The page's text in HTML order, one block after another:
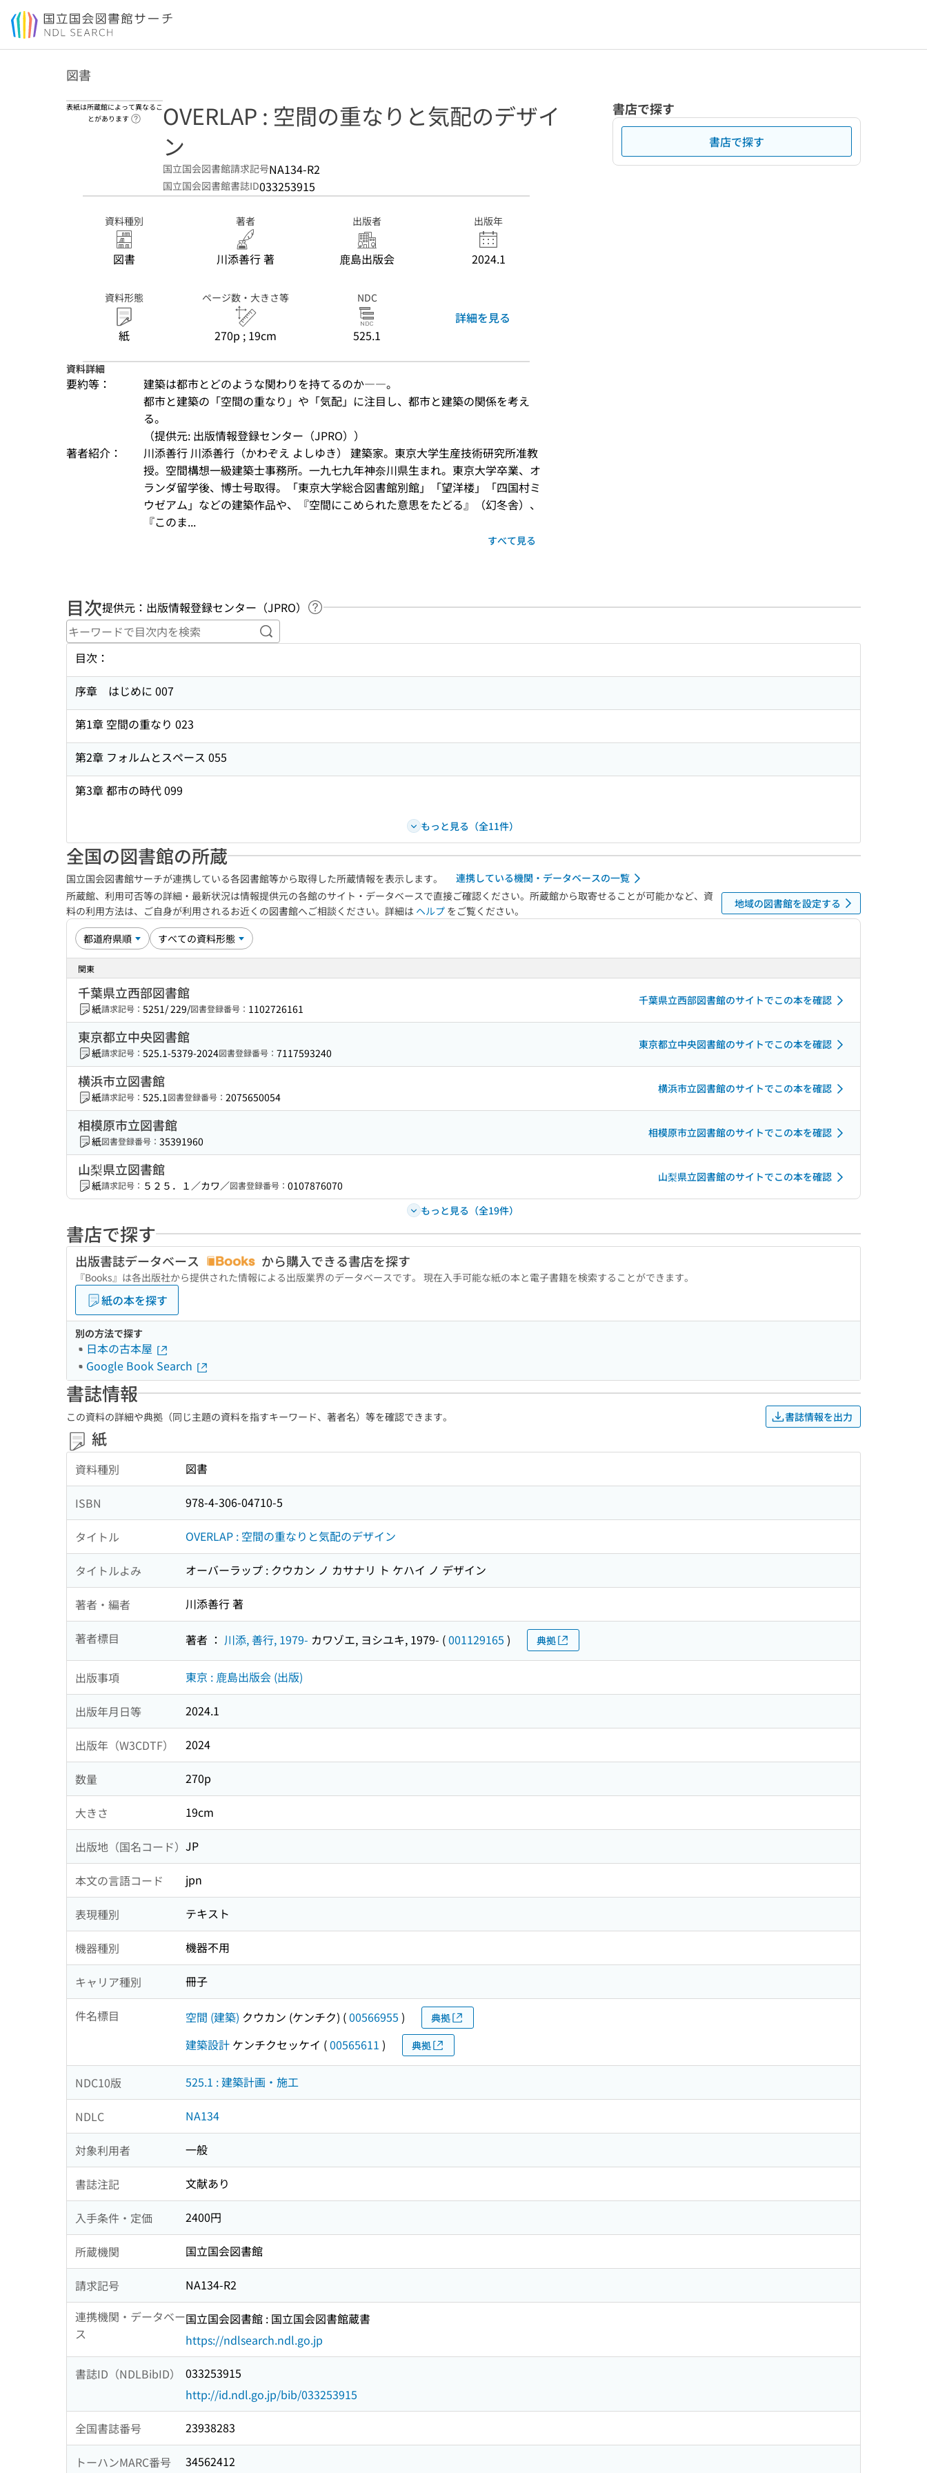
本文へ移動
図書
表紙は所蔵館によって異なるこ
とがあります
ヘルプページへのリンク
OVERLAP : 空間の重なりと気配のデザイ
ン
国立国会図書館請求記号NA134-R2
国立国会図書館書誌ID033253915
資料種別
図書
著者
川添善行 著
出版者
鹿島出版会
出版年
2024.1
資料形態
紙
ページ数・大きさ等
270p ; 19cm
NDC
525.1
詳細を見る
資料詳細
要約等：
建築は都市とどのような関わりを持てるのか――。
都市と建築の「空間の重なり」や「気配」に注目し、都市と建築の関係を考え
る。
（提供元: 出版情報登録センター（JPRO））
著者紹介：
川添善行 川添善行（かわぞえ よしゆき） 建築家。東京大学生産技術研究所准教
授。空間構想一級建築士事務所。一九七九年神奈川県生まれ。東京大学卒業、オ
ランダ留学後、博士号取得。「東京大学総合図書館別館」「望洋楼」「四国村ミ
ウゼアム」などの建築作品や、『空間にこめられた意思をたどる』（幻冬舎）、
『このま...
すべて見る
書店で探す
書店で探す
目次提供元：出版情報登録センター（JPRO）
ヘルプページへのリンク
キーワードで目次内を検索
目次：
序章 はじめに 007
第1章 空間の重なり 023
第2章 フォルムとスペース 055
第3章 都市の時代 099
もっと見る（全11件）
全国の図書館の所蔵
国立国会図書館サーチが連携している各図書館等から取得した所蔵情報を表示します。
連携している機関・データベースの一覧
所蔵館、利用可否等の詳細・最新状況は情報提供元の各館のサイト・データベースで直接ご確認ください。所蔵館から取寄せることが可能かなど、資
料の利用方法は、ご自身が利用されるお近くの図書館へご相談ください。詳細は ヘルプ をご覧ください。
地域の図書館を設定する
関東
千葉県立西部図書館
紙請求記号： 5251/ 229/図書登録番号： 1102726161
千葉県立西部図書館のサイトでこの本を確認
東京都立中央図書館
紙請求記号： 525.1-5379-2024図書登録番号： 7117593240
東京都立中央図書館のサイトでこの本を確認
横浜市立図書館
紙請求記号： 525.1図書登録番号： 2075650054
横浜市立図書館のサイトでこの本を確認
相模原市立図書館
紙図書登録番号： 35391960
相模原市立図書館のサイトでこの本を確認
山梨県立図書館
紙請求記号： ５２５．１／カワ／図書登録番号： 0107876070
山梨県立図書館のサイトでこの本を確認
もっと見る（全19件）
書店で探す
出版書誌データベース から購入できる書店を探す
『Books』は各出版社から提供された情報による出版業界のデータベースです。 現在入手可能な紙の本と電子書籍を検索することができます。
紙の本を探す
別の方法で探す
日本の古本屋
Google Book Search
書誌情報
この資料の詳細や典拠（同じ主題の資料を指すキーワード、著者名）等を確認できます。 書誌情報を出力
紙
資料種別 図書
ISBN 978-4-306-04710-5
タイトル OVERLAP : 空間の重なりと気配のデザイン
タイトルよみ オーバーラップ : クウカン ノ カサナリ ト ケハイ ノ デザイン
著者・編者 川添善行 著
著者標目 著者 ： 川添, 善行, 1979- カワゾエ, ヨシユキ, 1979- (001129165 ) 典拠
出版事項 東京 : 鹿島出版会 (出版)
出版年月日等 2024.1
出版年（W3CDTF） 2024
数量 270p
大きさ 19cm
出版地（国名コード） JP
本文の言語コード jpn
表現種別 テキスト
機器種別 機器不用
キャリア種別 冊子
件名標目 空間 (建築) クウカン (ケンチク) (00566955 ) 典拠
建築設計 ケンチクセッケイ (00565611 ) 典拠
NDC10版 525.1 : 建築計画・施工
NDLC NA134
対象利用者 一般
書誌注記 文献あり
入手条件・定価 2400円
所蔵機関 国立国会図書館
請求記号
NA134-R2
連携機関・データベー
ス
国立国会図書館 : 国立国会図書館蔵書
https://ndlsearch.ndl.go.jp
書誌ID（NDLBibID）
033253915
http://id.ndl.go.jp/bib/033253915
全国書誌番号 23938283
トーハンMARC番号 34562412